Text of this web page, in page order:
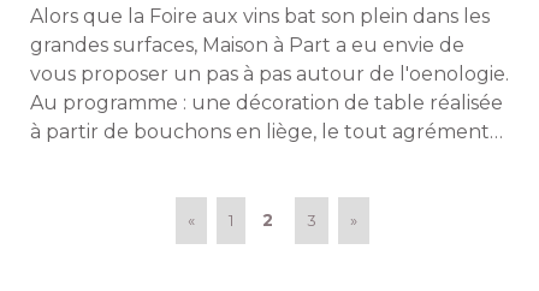
Alors que la Foire aux vins bat son plein dans les
grandes surfaces, Maison à Part a eu envie de
vous proposer un pas à pas autour de l'oenologie.
Au programme : une décoration de table réalisée
à partir de bouchons en liège, le tout agrémenté
poire au vin, etc. A table !
« 1 2 3 »